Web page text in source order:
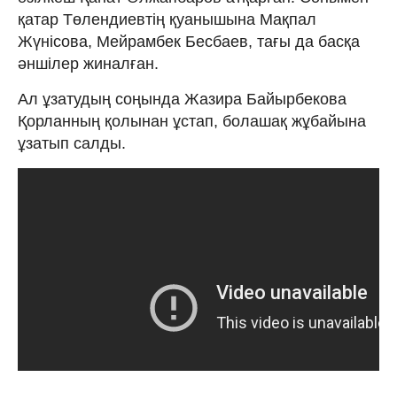
қатар Төлендиевтің қуанышына Мақпал
Жүнісова, Мейрамбек Бесбаев, тағы да басқа
әншілер жиналған.
Ал ұзатудың соңында Жазира Байырбекова
Қорланның қолынан ұстап, болашақ жұбайына
ұзатып салды.